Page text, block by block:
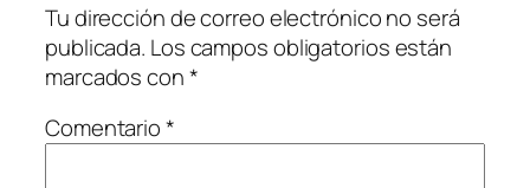
Tu dirección de correo electrónico no será
publicada. Los campos obligatorios están
marcados con*
Comentario*